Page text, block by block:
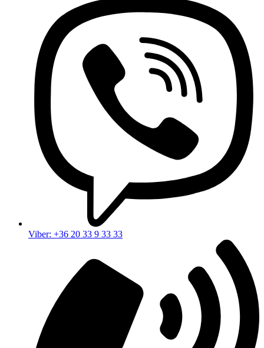
Viber: +36 20 33 9 33 33